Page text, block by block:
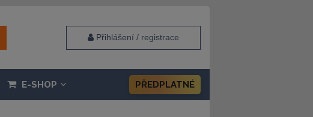
Přihlášení / registrace
E-SHOP PŘEDPLATNÉ